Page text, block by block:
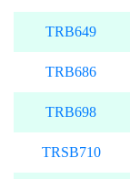
TRB649
TRB686
TRB698
TRSB710